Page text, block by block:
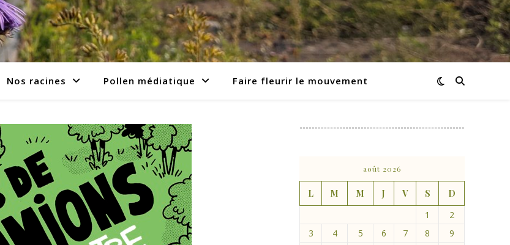
Nos racines Pollen médiatique Faire fleurir le mouvement
août 2026
L M M J V S
D
1
2
3
4 5 6 7 8
9